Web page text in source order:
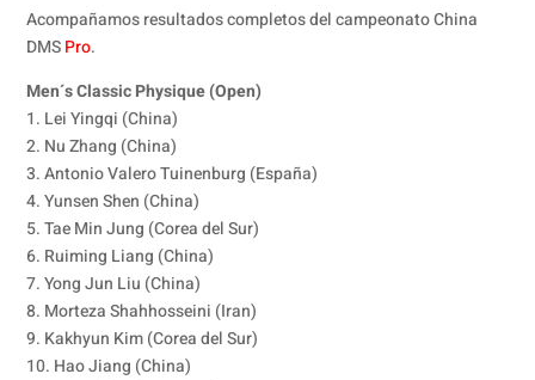
Acompañamos resultados completos del campeonato China
DMSPro.
Men´s Classic Physique (Open)
1. Lei Yingqi (China)
2. Nu Zhang (China)
3. Antonio Valero Tuinenburg (España)
4. Yunsen Shen (China)
5. Tae Min Jung (Corea del Sur)
6. Ruiming Liang (China)
7. Yong Jun Liu (China)
8. Morteza Shahhosseini (Iran)
9. Kakhyun Kim (Corea del Sur)
10. Hao Jiang (China)